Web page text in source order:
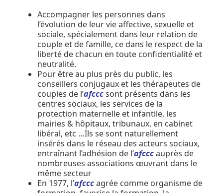
Accompagner les personnes dans
l’évolution de leur vie affective, sexuelle et
sociale, spécialement dans leur relation de
couple et de famille, ce dans le respect de la
liberté de chacun en toute confidentialité et
neutralité.
Pour être au plus près du public, les
conseillers conjugaux et les thérapeutes de
couples de l’afcccsont présents dans les
centres sociaux, les services de la
protection maternelle et infantile, les
mairies & hôpitaux, tribunaux, en cabinet
libéral, etc …Ils se sont naturellement
insérés dans le réseau des acteurs sociaux,
entraînant l’adhésion de l’afcccauprès de
nombreuses associations œuvrant dans le
même secteur
En 1977, l’afcccagrée comme organisme de